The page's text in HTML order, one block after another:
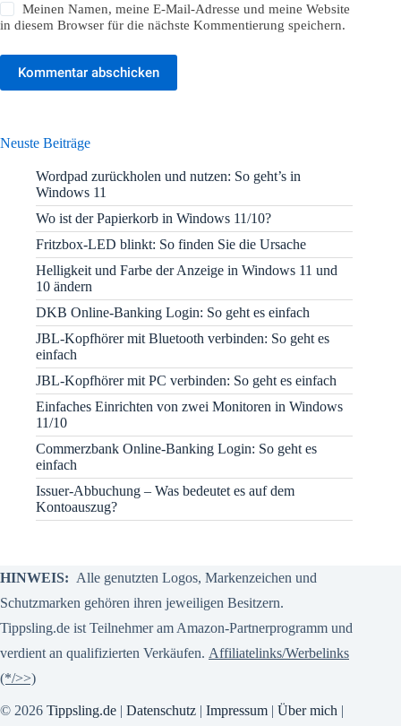
Meinen Namen, meine E-Mail-Adresse und meine Website
in diesem Browser für die nächste Kommentierung speichern.
Kommentar abschicken
Neuste Beiträge
Wordpad zurückholen und nutzen: So geht’s in
Windows 11
Wo ist der Papierkorb in Windows 11/10?
Fritzbox-LED blinkt: So finden Sie die Ursache
Helligkeit und Farbe der Anzeige in Windows 11 und
10 ändern
DKB Online-Banking Login: So geht es einfach
JBL-Kopfhörer mit Bluetooth verbinden: So geht es
einfach
JBL-Kopfhörer mit PC verbinden: So geht es einfach
Einfaches Einrichten von zwei Monitoren in Windows
11/10
Commerzbank Online-Banking Login: So geht es
einfach
Issuer-Abbuchung – Was bedeutet es auf dem
Kontoauszug?
HINWEIS: Alle genutzten Logos, Markenzeichen und
Schutzmarken gehören ihren jeweiligen Besitzern.
Tippsling.de ist Teilnehmer am Amazon-Partnerprogramm und
verdient an qualifizierten Verkäufen. Affiliatelinks/Werbelinks
(*/>>)
© 2026 Tippsling.de Datenschutz Impressum Über mich